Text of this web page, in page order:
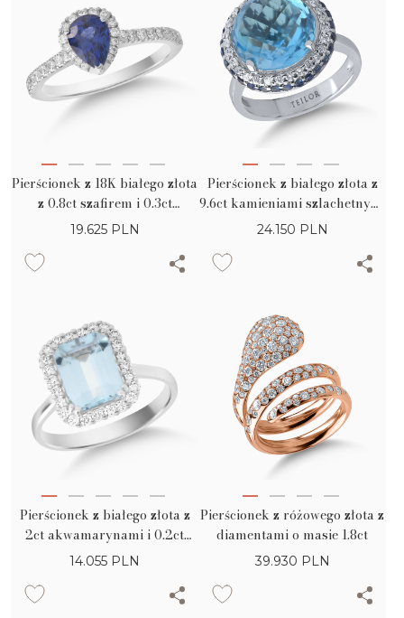
Pierścionek z 18K białego złota
z 0.8ct szafirem i 0.3ct
diamentem
19.625 PLN
Pierścionek z białego złota z
9.6ct kamieniami szlachetnymi
i półszlachetnymi
24.150 PLN
Pierścionek z białego złota z
2ct akwamarynami i 0.2ct
diamentami
14.055 PLN
Pierścionek z różowego złota z
diamentami o masie 1.8ct
39.930 PLN